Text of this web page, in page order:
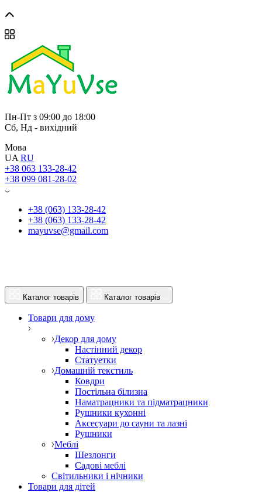
Пн-Пт з 09:00 до 18:00
Сб, Нд - вихідний
Мова
UA RU
+38 063 133-28-42
+38 099 081-28-02
+38 (063) 133-28-42
+38 (063) 133-28-42
mayuvse@gmail.com
Каталог товарів Каталог товарів
Товари для дому
Декор для дому
Настінний декор
Статуетки
Домашній текстиль
Ковдри
Постільна білизна
Наматрацники та підматрацники
Рушники кухонні
Аксесуари до сауни та лазні
Рушники
Меблі
Шезлонги
Садові меблі
Світильники і нічники
Товари для дітей